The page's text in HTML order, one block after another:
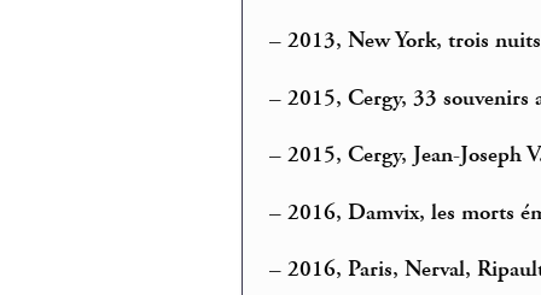
– 2013, New York, trois
– 2015, Cergy, 33 souvenirs
– 2015, Cergy, Jean-Joseph
– 2016, Damvix, les morts
– 2016, Paris, Nerval,